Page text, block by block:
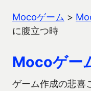
Mocoゲーム >
に腹立つ時
Mocoゲー
ゲーム作成の悲喜